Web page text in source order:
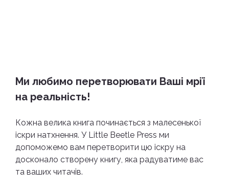
Кожна велика книга починається з малесенької
іскри натхнення. У Little Beetle Press ми
допоможемо вам перетворити цю іскру на
досконало створену книгу, яка радуватиме вас
та ваших читачів.
Ми любимо перетворювати Ваші мрії
на реальність!